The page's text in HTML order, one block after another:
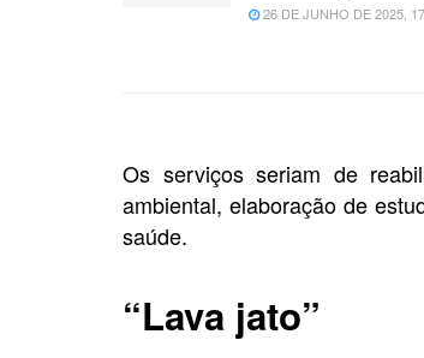
26 DE JUNHO DE 2025,
Os serviços seriam de
ambiental, elaboração de
saúde.
“Lava jato”